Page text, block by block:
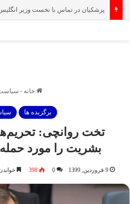
ظریف از دولت پزشکیان خداحافظی کرد
خانه -
برگزیده ها
تخت روانچی:
بشریت را مورد
9 فروردین, 1399 0
398 خواندن این